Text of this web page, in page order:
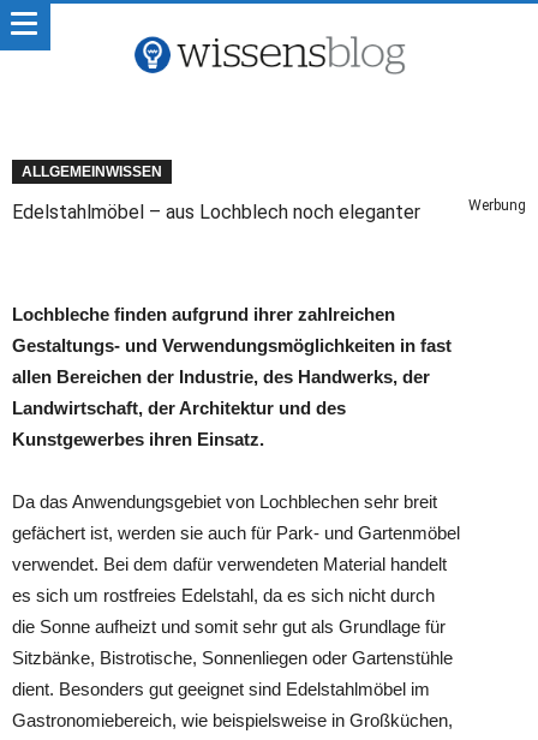
ALLGEMEINWISSEN
Edelstahlmöbel – aus Lochblech noch eleganter Werbung
Lochbleche finden aufgrund ihrer zahlreichen
Gestaltungs- und Verwendungsmöglichkeiten in fast
allen Bereichen der Industrie, des Handwerks, der
Landwirtschaft, der Architektur und des
Kunstgewerbes ihren Einsatz.
Da das Anwendungsgebiet von Lochblechen sehr breit
gefächert ist, werden sie auch für Park- und Gartenmöbel
verwendet. Bei dem dafür verwendeten Material handelt
es sich um rostfreies Edelstahl, da es sich nicht durch
die Sonne aufheizt und somit sehr gut als Grundlage für
Sitzbänke, Bistrotische, Sonnenliegen oder Gartenstühle
dient. Besonders gut geeignet sind Edelstahlmöbel im
Gastronomiebereich, wie beispielsweise in Großküchen,